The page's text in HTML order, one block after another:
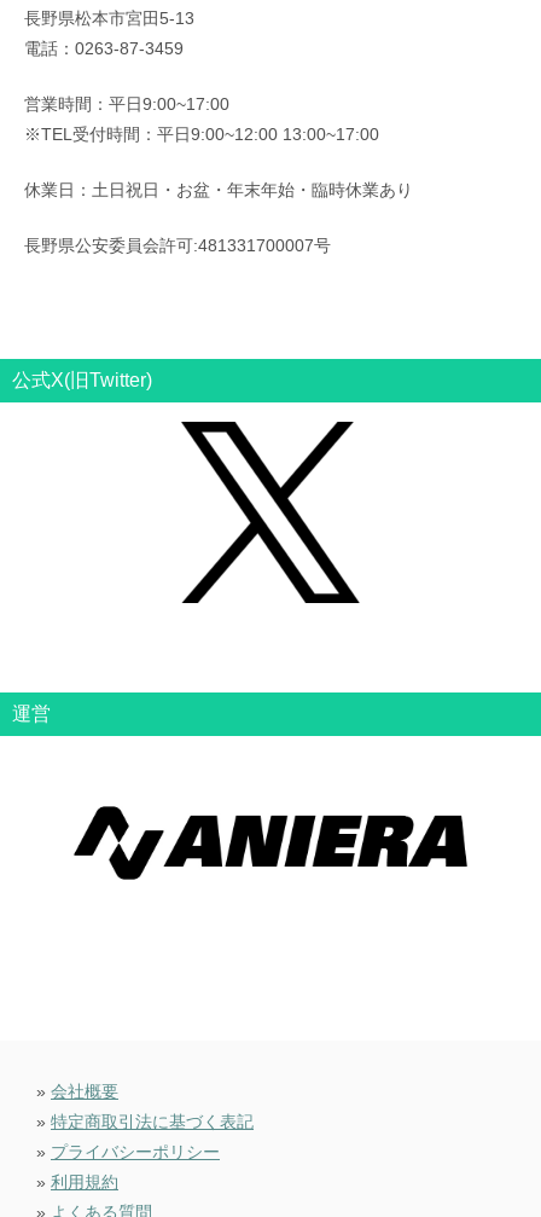
長野県松本市宮田5-13
電話：0263-87-3459
営業時間：平日9:00~17:00
※TEL受付時間：平日9:00~12:00 13:00~17:00
休業日：土日祝日・お盆・年末年始・臨時休業あり
長野県公安委員会許可:481331700007号
公式X(旧Twitter)
運営
» 会社概要
» 特定商取引法に基づく表記
» プライバシーポリシー
» 利用規約
» よくある質問